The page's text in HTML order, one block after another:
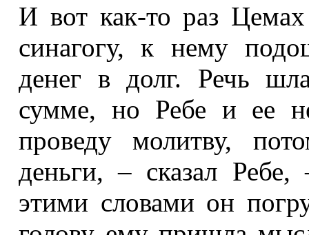
И вот как-то раз
синагогу, к нему
денег в долг. Речь
сумме, но Ребе и ее
проведу молитву,
деньги, – сказал
этими словами он